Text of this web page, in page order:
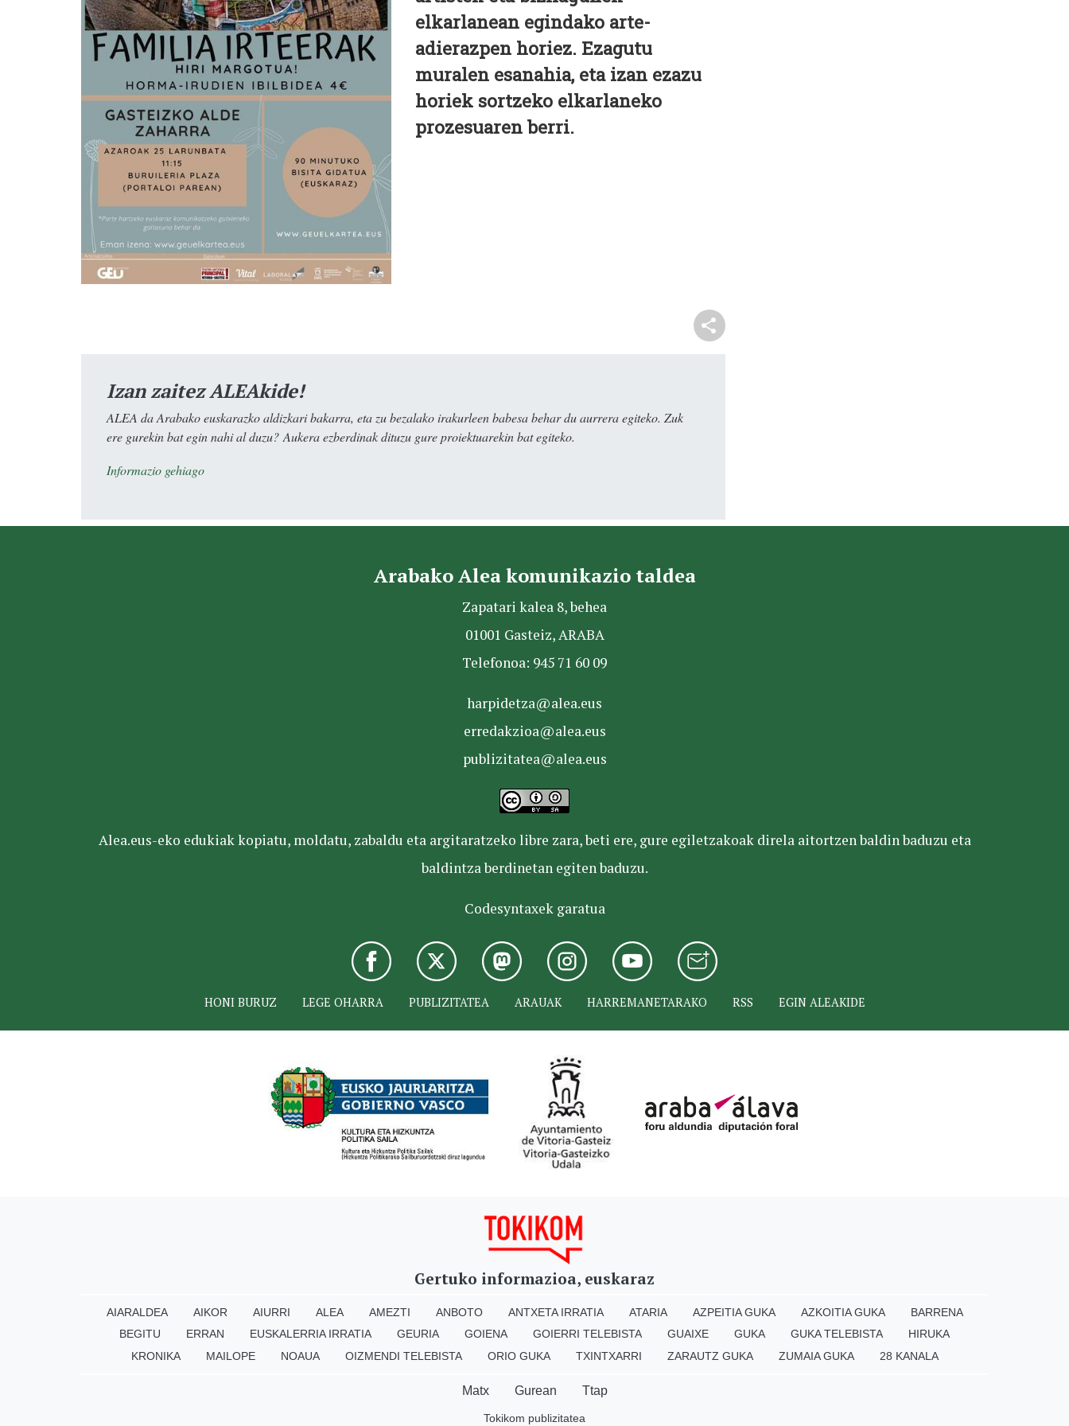
elkarlanean egindako arte-
adierazpen horiez. Ezagutu
muralen esanahia, eta izan ezazu
horiek sortzeko elkarlaneko
prozesuaren berri.
Izan zaitez ALEAkide!
ALEA da Arabako euskarazko aldizkari bakarra, eta zu bezalako irakurleen babesa behar du aurrera egiteko. Zuk
ere gurekin bat egin nahi al duzu? Aukera ezberdinak dituzu gure proiektuarekin bat egiteko.
Informazio gehiago
Arabako Alea komunikazio taldea
Zapatari kalea 8, behea
01001 Gasteiz, ARABA
Telefonoa: 945 71 60 09
harpidetza@alea.eus
erredakzioa@alea.eus
publizitatea@alea.eus
Alea.eus-eko edukiak kopiatu, moldatu, zabaldu eta argitaratzeko libre zara, beti ere, gure egiletzakoak direla aitortzen baldin baduzu eta
baldintza berdinetan egiten baduzu.
Codesyntaxek garatua
HONI BURUZ LEGE OHARRA PUBLIZITATEA ARAUAK HARREMANETARAKO RSS EGIN ALEAKIDE
Gertuko informazioa, euskaraz
AIARALDEA AIKOR AIURRI ALEA AMEZTI ANBOTO ANTXETA IRRATIA ATARIA AZPEITIA GUKA AZKOITIA GUKA
BARRENA
BEGITU
ERRAN EUSKALERRIA IRRATIA GEURIA GOIENA GOIERRI TELEBISTA GUAIXE GUKA GUKA TELEBISTA
HIRUKA
KRONIKA
MAILOPE NOAUA OIZMENDI TELEBISTA ORIO GUKA TXINTXARRI ZARAUTZ GUKA ZUMAIA GUKA 28 KANALA
Matx Gurean Ttap
Tokikom publizitatea